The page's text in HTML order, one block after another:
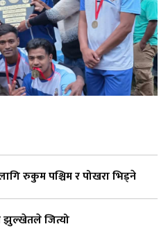
रुकुम पश्चिम र पोखरा भिड्ने
झुल्खेतले जित्यो